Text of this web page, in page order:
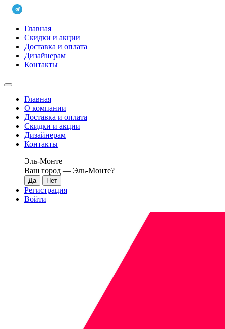
Главная
Скидки и акции
Доставка и оплата
Дизайнерам
Контакты
Главная
О компании
Доставка и оплата
Скидки и акции
Дизайнерам
Контакты
Эль-Монте
Ваш город — Эль-Монте?
Регистрация
Войти